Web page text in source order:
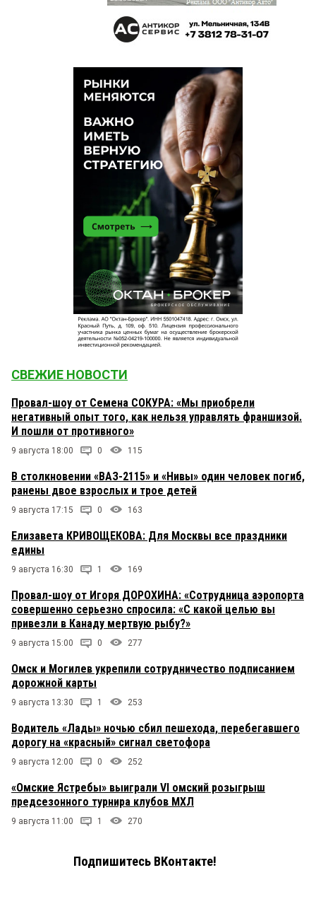
СВЕЖИЕ НОВОСТИ
Провал-шоу от Семена СОКУРА: «Мы приобрели
негативный опыт того, как нельзя управлять франшизой.
И пошли от противного»
9 августа 18:00 0 115
В столкновении «ВАЗ-2115» и «Нивы» один человек погиб,
ранены двое взрослых и трое детей
9 августа 17:15 0 163
Елизавета КРИВОЩЕКОВА: Для Москвы все праздники
едины
9 августа 16:30 1 169
Провал-шоу от Игоря ДОРОХИНА: «Сотрудница аэропорта
совершенно серьезно спросила: «С какой целью вы
привезли в Канаду мертвую рыбу?»
9 августа 15:00 0 277
Омск и Могилев укрепили сотрудничество подписанием
дорожной карты
9 августа 13:30 1 253
Водитель «Лады» ночью сбил пешехода, перебегавшего
дорогу на «красный» сигнал светофора
9 августа 12:00 0 252
«Омские Ястребы» выиграли VI омский розыгрыш
предсезонного турнира клубов МХЛ
9 августа 11:00 1 270
Подпишитесь ВКонтакте!